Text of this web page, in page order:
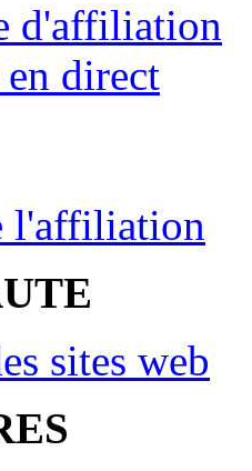
d'affiliation
direct
l'affiliation
sites web